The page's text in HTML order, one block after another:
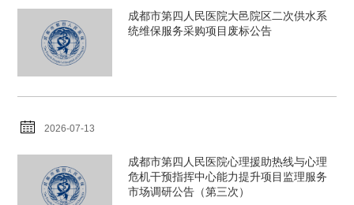
成都市第四人民医院大邑院区二次供水系
统维保服务采购项目废标公告
2026-07-13
成都市第四人民医院心理援助热线与心理
危机干预指挥中心能力提升项目监理服务
市场调研公告（第三次）